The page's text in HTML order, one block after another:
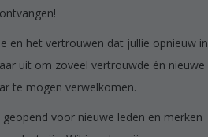
en het vertrouwen dat jullie opnieuw in
uit om zoveel vertrouwde én nieuwe
te mogen verwelkomen.
voor nieuwe leden en merken